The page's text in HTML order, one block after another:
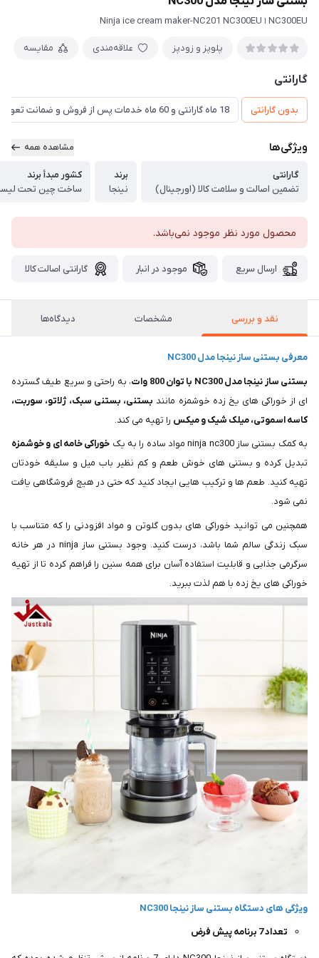
NC300EU ا Ninja ice cream maker-NC201 NC300EU
پلوپز و زودپز علاقه‌مندی مقایسه
گارانتی
بدون گارانتی 18 ماه گارانتی و 60 ماه خدمات پس از فروش و ضمانت تعویض
ویژگی‌ها مشاهده همه
گارانتی
تضمین اصالت و سلامت کالا (اورجینال)
برند
نینجا
کشور مبدأ برند
ساخت چین تحت
محصول مورد نظر موجود نمی‌باشد.
ارسال سریع موجود در انبار گارانتی اصالت کالا
نقد و بررسی مشخصات دیدگاه‌ها
معرفی بستنی ساز نینجا مدل NC300
بستنی ساز نینجا مدل NC300 با توان 800 وات
، به راحتی و سریع طیف گسترده
ای از خوراکی های یخ زده خوشمزه مانند بستنی، بستنی سبک، ژلاتو، سوربت،
کاسه اسموتی، میلک شیک و میکس را تهیه می کند.
به کمک بستنی ساز ninja nc300 مواد ساده را به یک
خوراکی خامه ای و خوشمزه
تبدیل کرده و بستنی های خوش طعم و کم نظیر باب میل و سلیقه خودتان
تهیه کنید. طعم ها و ترکیب هایی ایجاد کنید که حتی در هیچ فروشگاهی یافت
نمی شود.
همچنین می توانید خوراکی های بدون گلوتن و مواد افزودنی را که متناسب با
سبک زندگی سالم شما باشد، درست کنید. وجود بستنی ساز ninja در هر خانه
سرگرمی جذابی و قابلیت استفاده آسان برای همه سنین را فراهم کرده تا از تهیه
خوراکی های یخ زده با هم لذت ببرید.
ویژگی های دستگاه بستنی ساز نینجا NC300
تعداد 7 برنامه پیش فرض